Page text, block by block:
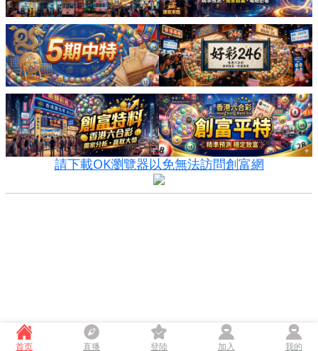
請下載OK瀏覽器以免無法訪問創富網
首页 直播 登陸 加入 我的